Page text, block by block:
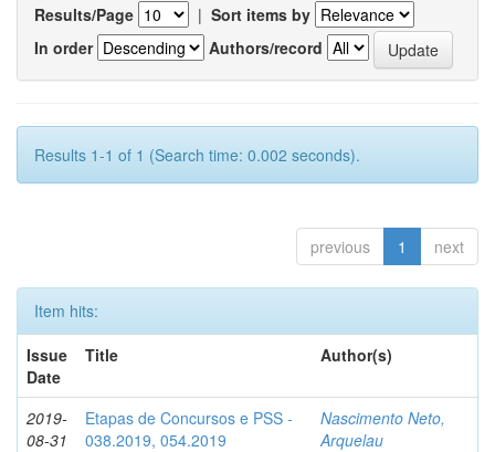
Results/Page | Sort items by
In order
Authors/record
Results 1-1 of 1 (Search time: 0.002 seconds).
previous 1 next
Item hits:
Issue
Date
Title Author(s)
2019-
08-31
Etapas de Concursos e PSS -
038.2019, 054.2019
Nascimento Neto,
Arquelau